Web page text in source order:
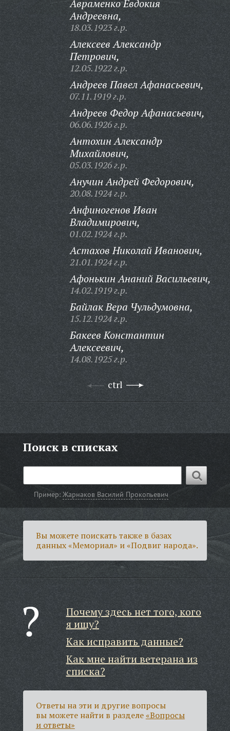
Авраменко Евдокия
Андреевна,
18.03.1923 г.р.
Алексеев Александр
Петрович,
12.05.1922 г.р.
Андреев Павел Афанасьевич,
07.11.1919 г.р.
Андреев Федор Афанасьевич,
06.06.1926 г.р.
Антохин Александр
Михайлович,
05.03.1926 г.р.
Анучин Андрей Федорович,
20.08.1924 г.р.
Анфиногенов Иван
Владимирович,
01.02.1924 г.р.
Астахов Николай Иванович,
21.01.1924 г.р.
Афонькин Ананий Васильевич,
14.02.1919 г.р.
Байлак Вера Чульдумовна,
15.12.1924 г.р.
Бакеев Константин
Алексеевич,
14.08.1925 г.р.
ctrl
Поиск в списках
Пример:Жарнаков Василий Прокопьевич
Вы можете поискать также в базах
данных «Мемориал» и «Подвиг народа».
Почему здесь нет того, кого
я ищу?
Как исправить данные?
Как мне найти ветерана из
списка?
Ответы на эти и другие вопросы
вы можете найти в разделе«Вопросы
и ответы»